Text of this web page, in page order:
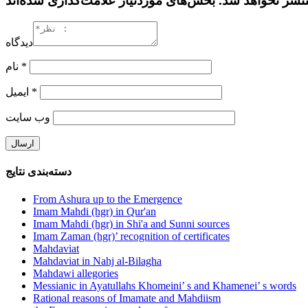
دیدگاه
*
*
وب‌ سایت
دسته‌بندی نتایج
From Ashura up to the Emergence
Imam Mahdi (hgr) in Qur'an
Imam Mahdi (hgr) in Shi'a and Sunni sources
Imam Zaman (hgr)’ recognition of certificates
Mahdaviat
Mahdaviat in Nahj al-Bilagha
Mahdawi allegories
Messianic in Ayatullahs Khomeini’ s and Khamenei’ s words
Rational reasons of Imamate and Mahdiism